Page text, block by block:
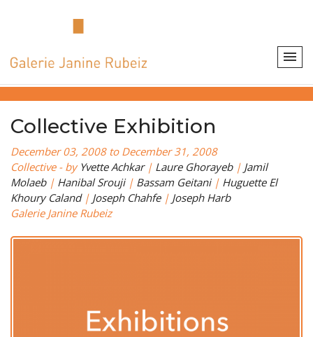
Collective Exhibition
December 03, 2008 to December 31, 2008
Collective - by Yvette Achkar| Laure Ghorayeb| Jamil
Molaeb| Hanibal Srouji| Bassam Geitani| Huguette El
Khoury Caland| Joseph Chahfe| Joseph Harb
Galerie Janine Rubeiz